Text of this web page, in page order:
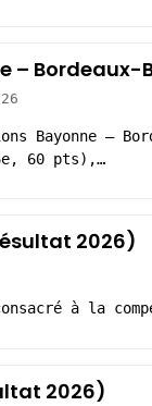
– Bordeaux-
Bayonne –
60 pts),…
2026)
à la
2026)